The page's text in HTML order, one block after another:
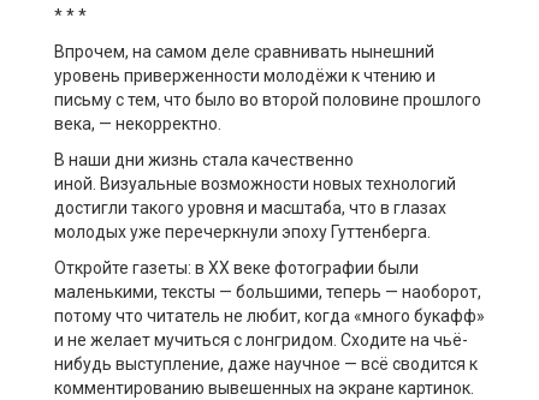
* * *
Впрочем, на самом деле сравнивать нынешний
уровень приверженности молодёжи к чтению и
письму с тем, что было во второй половине прошлого
века, — некорректно.
В наши дни жизнь стала качественно
иной. Визуальные возможности новых технологий
достигли такого уровня и масштаба, что в глазах
молодых уже перечеркнули эпоху Гуттенберга.
Откройте газеты: в ХХ веке фотографии были
маленькими, тексты — большими, теперь — наоборот,
потому что читатель не любит, когда «много букафф»
и не желает мучиться с лонгридом. Сходите на чьё-
нибудь выступление, даже научное — всё сводится к
комментированию вывешенных на экране картинок.